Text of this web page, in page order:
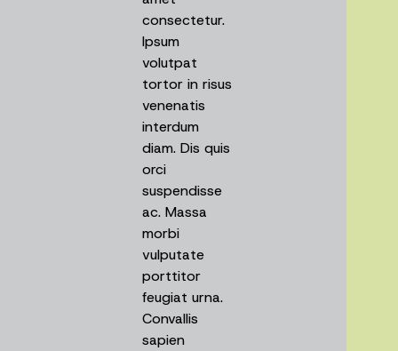
consectetur.
Ipsum
volutpat
tortor in risus
venenatis
interdum
diam. Dis quis
orci
suspendisse
ac. Massa
morbi
vulputate
porttitor
feugiat urna.
Convallis
sapien